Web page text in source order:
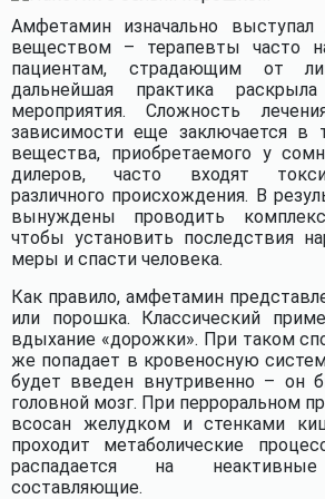
Амфетамин изначально выступал
веществом – терапевты часто
пациентам, страдающим от
дальнейшая практика
мероприятия. Сложность
зависимости еще заключается в
вещества, приобретаемого у
дилеров, часто входят
различного происхождения. В
вынуждены проводить
чтобы установить последствия
меры и спасти человека.
Как правило, амфетамин
или порошка. Классический
вдыхание «дорожки». При таком
же попадает в кровеносную
будет введен внутривенно – он
головной мозг. При перроральном
всосан желудком и стенками
проходит метаболические
распадается на
составляющие.